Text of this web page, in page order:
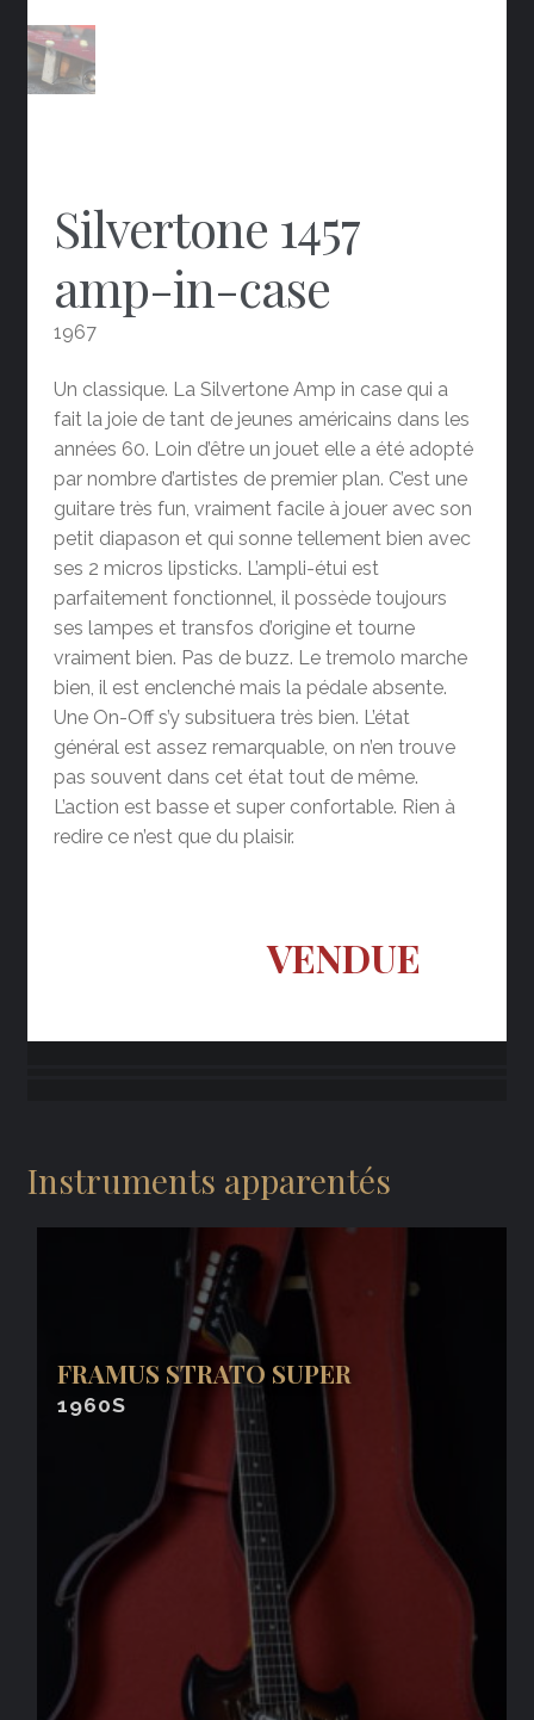
Silvertone 1457
amp-in-case
1967
Un classique. La Silvertone Amp in case qui a
fait la joie de tant de jeunes américains dans les
années 60. Loin d’être un jouet elle a été adopté
par nombre d’artistes de premier plan. C’est une
guitare très fun, vraiment facile à jouer avec son
petit diapason et qui sonne tellement bien avec
ses 2 micros lipsticks. L’ampli-étui est
parfaitement fonctionnel, il possède toujours
ses lampes et transfos d’origine et tourne
vraiment bien. Pas de buzz. Le tremolo marche
bien, il est enclenché mais la pédale absente.
Une On-Off s’y subsituera très bien. L’état
général est assez remarquable, on n’en trouve
pas souvent dans cet état tout de même.
L’action est basse et super confortable. Rien à
redire ce n’est que du plaisir.
VENDUE
Instruments apparentés
FRAMUS STRATO SUPER
1960S